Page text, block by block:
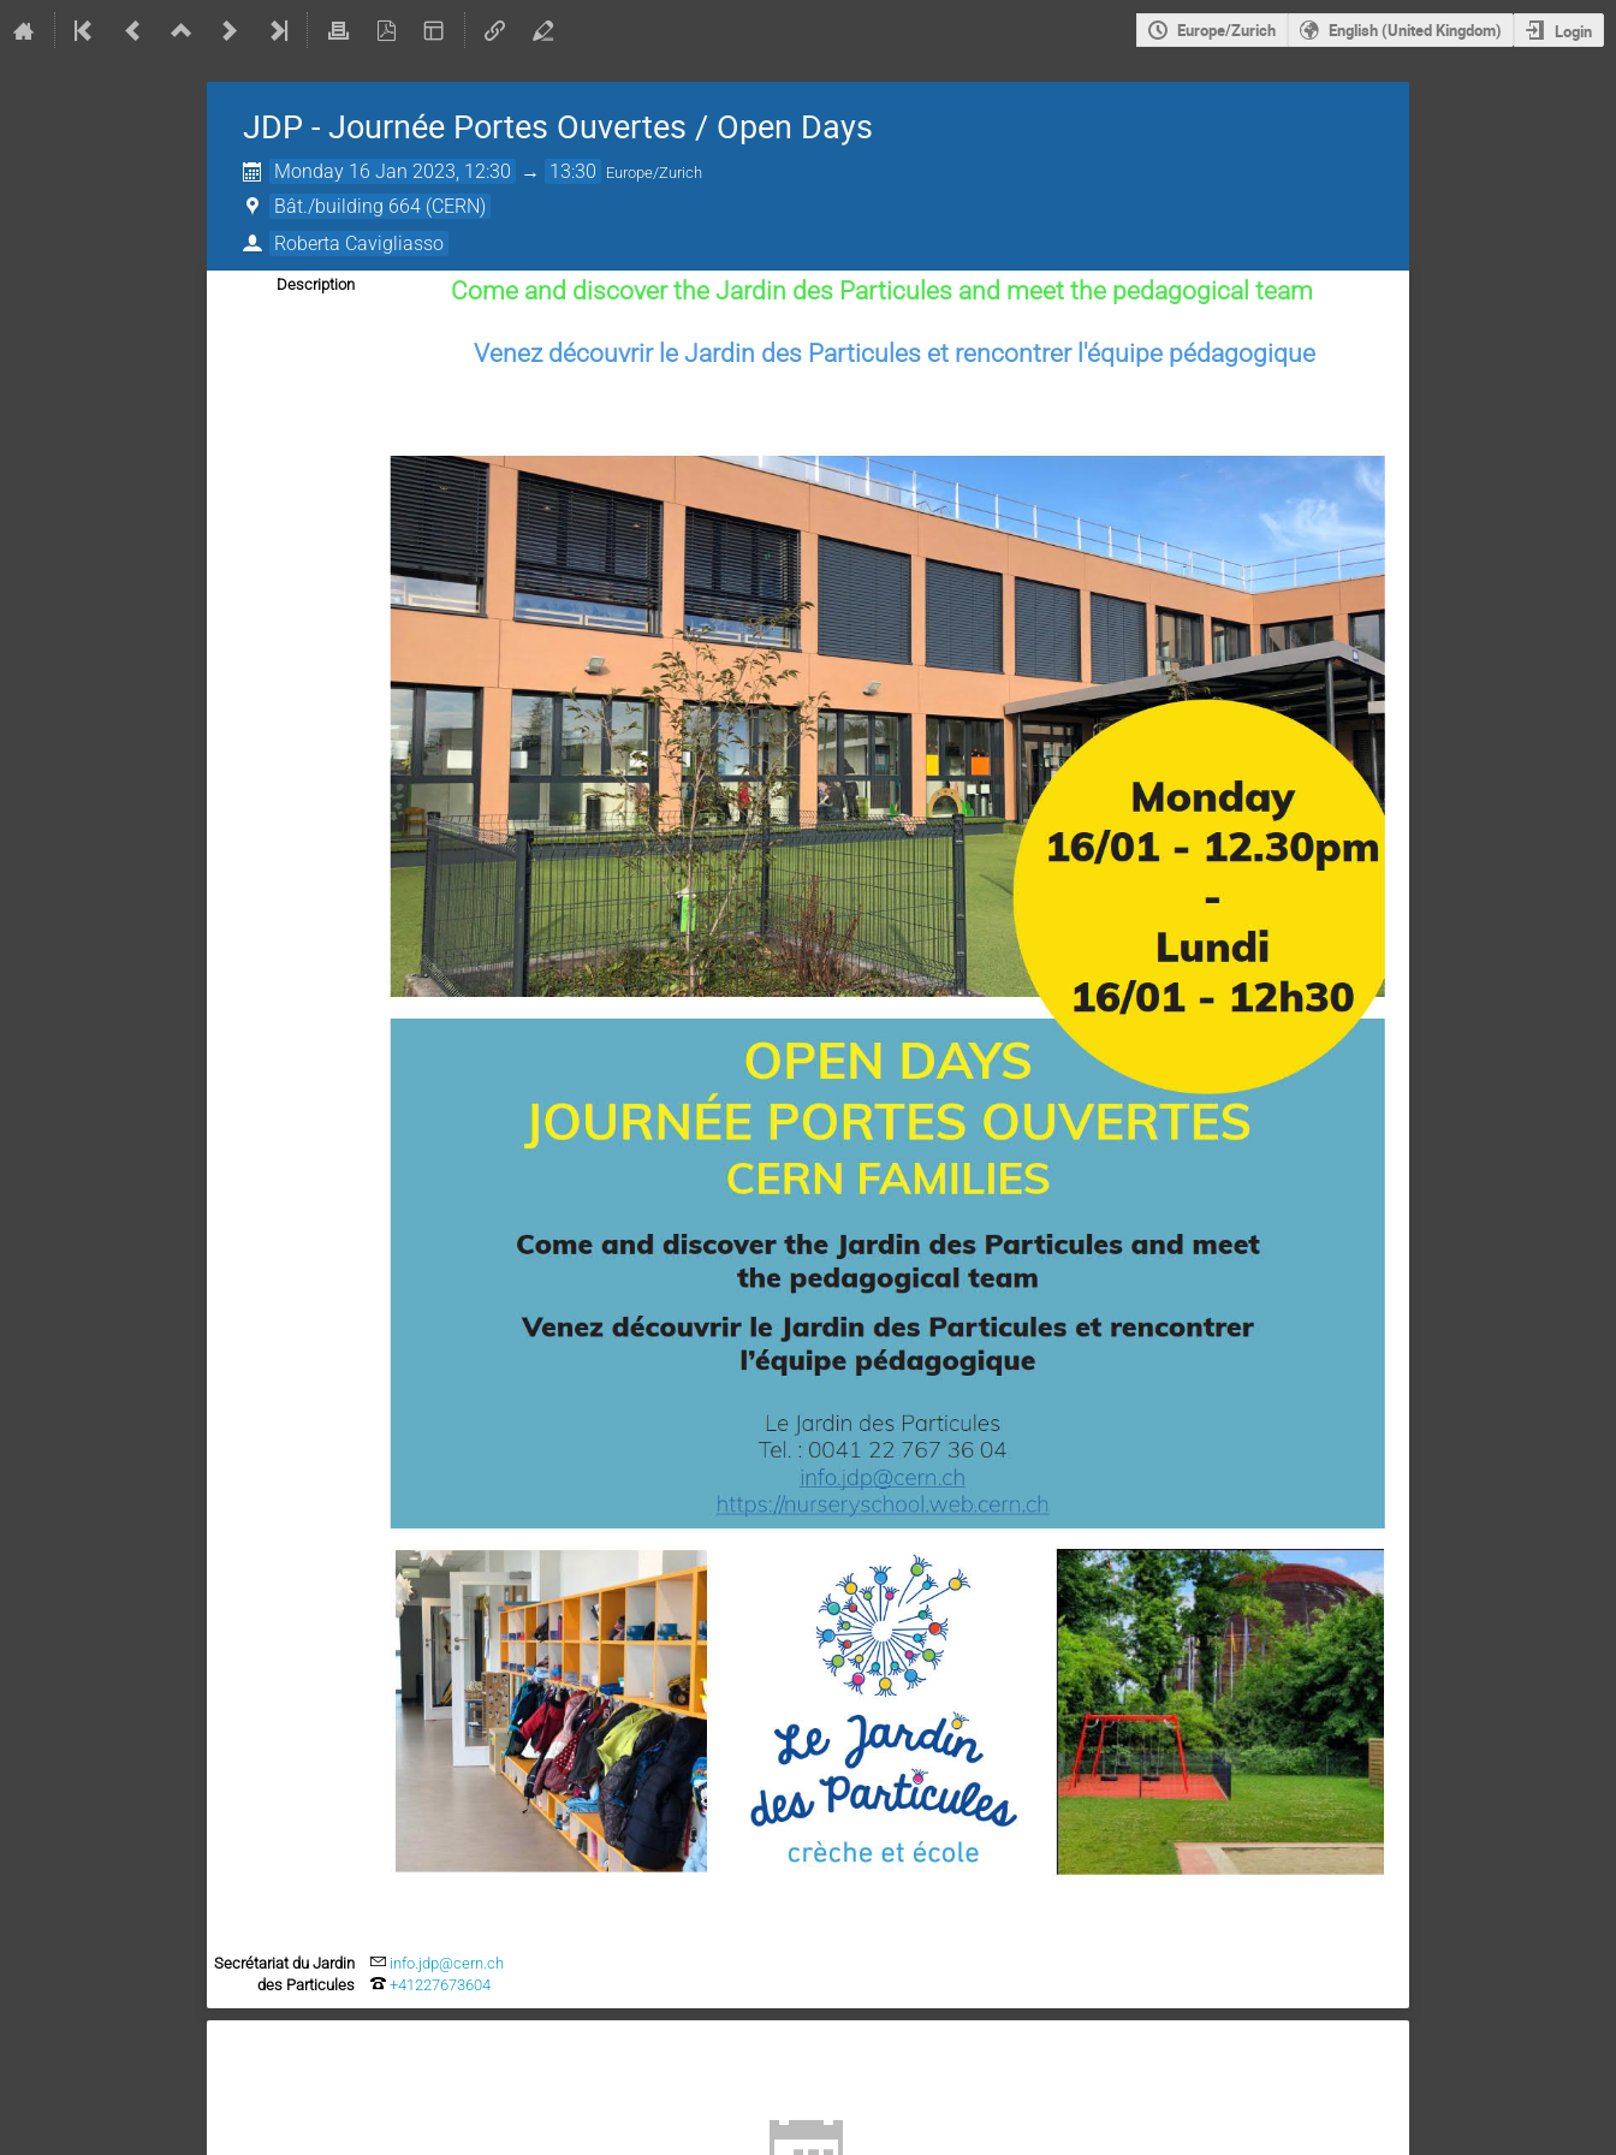
Europe/Zurich English (United Kingdom) Login
JDP - Journée Portes Ouvertes / Open Days
Monday 16 Jan 2023, 12:30 → 13:30 Europe/Zurich
Bât./building 664 (CERN)
Roberta Cavigliasso
Description Come and discover the Jardin des Particules and meet the pedagogical team
Venez découvrir le Jardin des Particules et rencontrer l'équipe pédagogique
Secrétariat du Jardin
des Particules
info.jdp@cern.ch
+41227673604